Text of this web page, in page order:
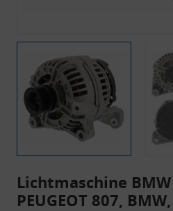
Lichtmaschine BMW
PEUGEOT 807,